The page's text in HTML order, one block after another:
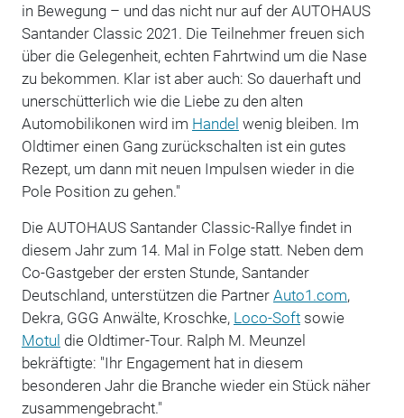
in Bewegung – und das nicht nur auf der AUTOHAUS
Santander Classic 2021. Die Teilnehmer freuen sich
über die Gelegenheit, echten Fahrtwind um die Nase
zu bekommen. Klar ist aber auch: So dauerhaft und
unerschütterlich wie die Liebe zu den alten
Automobilikonen wird im Handel wenig bleiben. Im
Oldtimer einen Gang zurückschalten ist ein gutes
Rezept, um dann mit neuen Impulsen wieder in die
Pole Position zu gehen."
Die AUTOHAUS Santander Classic-Rallye findet in
diesem Jahr zum 14. Mal in Folge statt. Neben dem
Co-Gastgeber der ersten Stunde, Santander
Deutschland, unterstützen die Partner Auto1.com,
Dekra, GGG Anwälte, Kroschke, Loco-Softsowie
Motul die Oldtimer-Tour. Ralph M. Meunzel
bekräftigte: "Ihr Engagement hat in diesem
besonderen Jahr die Branche wieder ein Stück näher
zusammengebracht."